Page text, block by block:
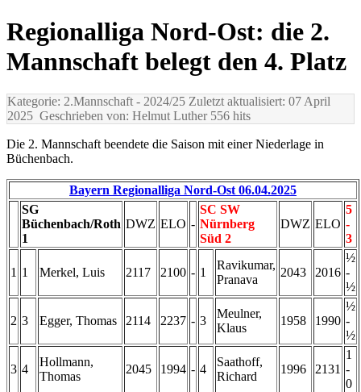
Regionalliga Nord-Ost: die 2.
Mannschaft belegt den 4. Platz
Kategorie: 2.Mannschaft - 2024/25 Zuletzt aktualisiert: 07 April
2025 Geschrieben von: Helmut Luther556 hits
Die 2. Mannschaft beendete die Saison mit einer Niederlage in
Büchenbach.
Bayern Regionalliga Nord-Ost 06.04.2025
SG
Büchenbach/Roth
1
DWZ ELO -
SC SW
Nürnberg
Süd 2
DWZ ELO
5
-
3
1 1 Merkel, Luis 2117 2100 - 1
Ravikumar,
Pranava
2043 2016
½
-
½
2 3 Egger, Thomas 2114 2237 - 3
Meulner,
Klaus
1958 1990
½
-
½
3 4
Hollmann,
Thomas
2045 1994 - 4
Saathoff,
Richard
1996 2131
1
-
0